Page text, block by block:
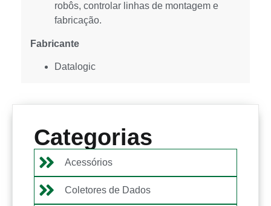
robôs, controlar linhas de montagem e
fabricação.
Fabricante
Datalogic
Categorias
Acessórios
Coletores de Dados